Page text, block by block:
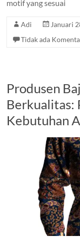
motif yang sesuai
Adi Januari
Tidak ada
Produsen
Berkualitas:
Kebutuhan